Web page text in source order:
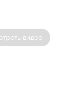
видео